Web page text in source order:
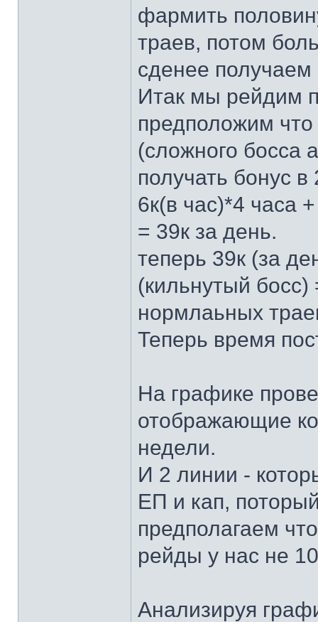
фармить
траев, потом
сденее
Итак мы рейдим
предположим
(сложного босса
получать бонус
6к(в час)*4 часа
= 39к за день.
теперь 39к (за
(кильнутый
нормлаьных
Теперь время
На графике
отображающие
недели.
И 2 линии -
ЕП и кап,
предполагаем
рейды у нас не
Анализируя